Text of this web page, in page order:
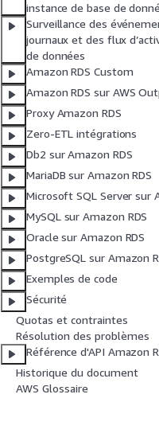
instance de base de
Surveillance des
journaux et des flux
de données
Amazon RDS Custom
Amazon RDS sur AWS
Proxy Amazon RDS
Zero-ETL intégrations
Db2 sur Amazon RDS
MariaDB sur Amazon RDS
Microsoft SQL Server sur
MySQL sur Amazon RDS
Oracle sur Amazon RDS
PostgreSQL sur Amazon
Exemples de code
Sécurité
Quotas et contraintes
Résolution des problèmes
Référence d'API Amazon
Historique du document
AWS Glossaire